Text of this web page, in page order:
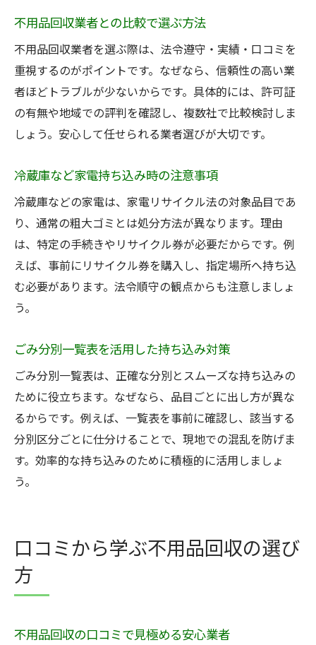
不用品回収業者との比較で選ぶ方法
不用品回収業者を選ぶ際は、法令遵守・実績・口コミを
重視するのがポイントです。なぜなら、信頼性の高い業
者ほどトラブルが少ないからです。具体的には、許可証
の有無や地域での評判を確認し、複数社で比較検討しま
しょう。安心して任せられる業者選びが大切です。
冷蔵庫など家電持ち込み時の注意事項
冷蔵庫などの家電は、家電リサイクル法の対象品目であ
り、通常の粗大ゴミとは処分方法が異なります。理由
は、特定の手続きやリサイクル券が必要だからです。例
えば、事前にリサイクル券を購入し、指定場所へ持ち込
む必要があります。法令順守の観点からも注意しましょ
う。
ごみ分別一覧表を活用した持ち込み対策
ごみ分別一覧表は、正確な分別とスムーズな持ち込みの
ために役立ちます。なぜなら、品目ごとに出し方が異な
るからです。例えば、一覧表を事前に確認し、該当する
分別区分ごとに仕分けることで、現地での混乱を防げま
す。効率的な持ち込みのために積極的に活用しましょ
う。
口コミから学ぶ不用品回収の選び
方
不用品回収の口コミで見極める安心業者